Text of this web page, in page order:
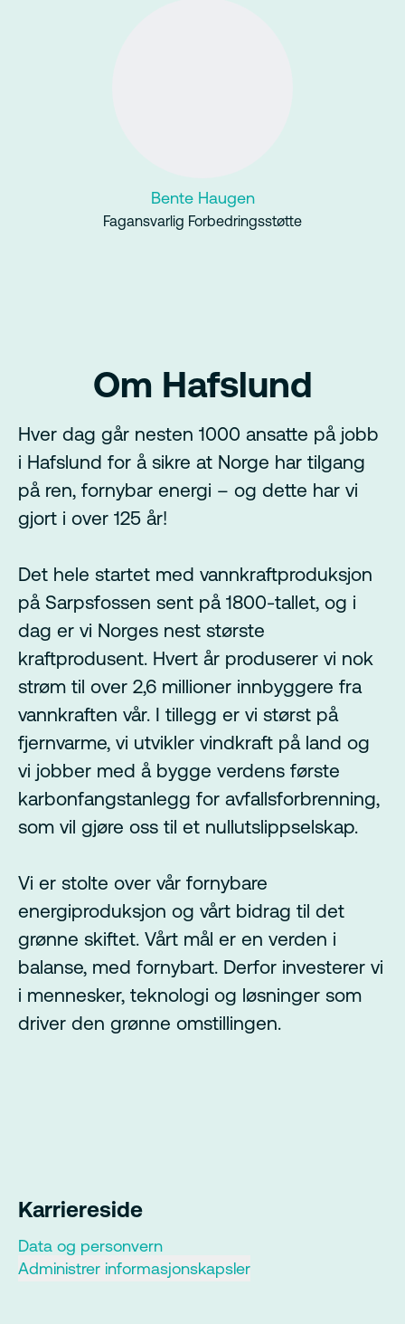
Bente Haugen
Fagansvarlig Forbedringsstøtte
Om Hafslund
Hver dag går nesten 1000 ansatte på jobb
i Hafslund for å sikre at Norge har tilgang
på ren, fornybar energi – og dette har vi
gjort i over 125 år!
Det hele startet med vannkraftproduksjon
på Sarpsfossen sent på 1800-tallet, og i
dag er vi Norges nest største
kraftprodusent. Hvert år produserer vi nok
strøm til over 2,6 millioner innbyggere fra
vannkraften vår. I tillegg er vi størst på
fjernvarme, vi utvikler vindkraft på land og
vi jobber med å bygge verdens første
karbonfangstanlegg for avfallsforbrenning,
som vil gjøre oss til et nullutslippselskap.
Vi er stolte over vår fornybare
energiproduksjon og vårt bidrag til det
grønne skiftet. Vårt mål er en verden i
balanse, med fornybart. Derfor investerer vi
i mennesker, teknologi og løsninger som
driver den grønne omstillingen.
Karriereside
Data og personvern
Administrer informasjonskapsler